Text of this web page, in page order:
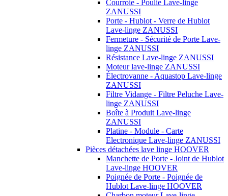
Courroie - Poulie Lave-linge
ZANUSSI
Porte - Hublot - Verre de Hublot
Lave-linge ZANUSSI
Fermeture - Sécurité de Porte Lave-
linge ZANUSSI
Résistance Lave-linge ZANUSSI
Moteur lave-linge ZANUSSI
Électrovanne - Aquastop Lave-linge
ZANUSSI
Filtre Vidange - Filtre Peluche Lave-
linge ZANUSSI
Boîte à Produit Lave-linge
ZANUSSI
Platine - Module - Carte
Electronique Lave-linge ZANUSSI
Pièces détachées lave linge HOOVER
Manchette de Porte - Joint de Hublot
Lave-linge HOOVER
Poignée de Porte - Poignée de
Hublot Lave-linge HOOVER